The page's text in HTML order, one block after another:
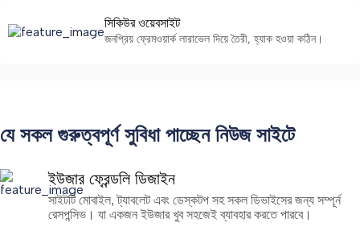
সিকিউর ওয়েবসাইট
জনপ্রিয় ফ্রেমওয়ার্ক লারাভেল দিয়ে তৈরী, হ্যাক হওয়া কঠিন।
যে সকল গুরুত্বপূর্ণ সুবিধা পাচ্ছেন নিউজ সাইটে
ইউজার ফ্রেন্ডলি ডিজাইন
সাইটটি মোবাইল, ট্যাবলেট এবং ডেস্কটপ সহ সকল ডিভাইসের জন্য সম্পূর্ন
রেসপন্সিভ। যা একজন ইউজার খুব সহজেই ব্যাবহার করতে পারবে।